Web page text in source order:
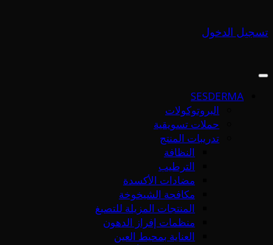
تسجيل الدخول
SESDERMA
البروتوكولات
حملات تسويقية
تدريبات المنتج
النظافة
الترطيب
مضادات الأكسدة
مكافحة الشيخوخة
المنتجات المزيلة للتصبغ
منظمات إفراز الدهون
العناية بمحيط العين